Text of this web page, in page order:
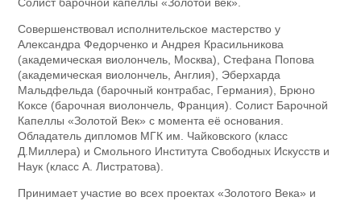
Солист барочной капеллы «Золотой век».
Совершенствовал исполнительское мастерство у
Александра Федорченко и Андрея Красильникова
(академическая виолончель, Москва), Стефана Попова
(академическая виолончель, Англия), Эберхарда
Мальдфельда (барочный контрабас, Германия), Брюно
Коксе (барочная виолончель, Франция). Солист Барочной
Капеллы «Золотой Век» с момента её основания.
Обладатель дипломов МГК им. Чайковского (класс
Д.Миллера) и Смольного Института Свободных Искусств и
Наук (класс А. Листратова).
Принимает участие во всех проектах «Золотого Века» и